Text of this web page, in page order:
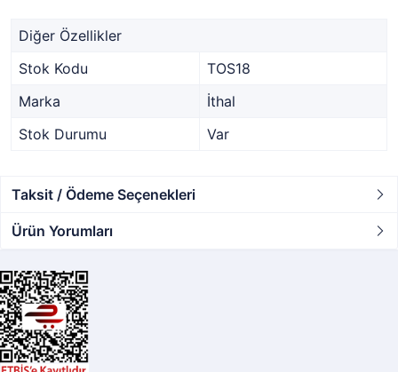
Diğer Özellikler
Stok Kodu
TOS18
Marka
İthal
Stok Durumu
Var
Taksit / Ödeme Seçenekleri
Ürün Yorumları